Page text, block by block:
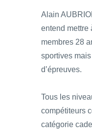
Alain
entend mettre
membres 28
sportives
d’épreuves.
Tous les
compétiteurs
catégorie